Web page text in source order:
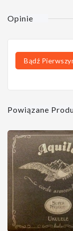
Opinie
Bądź
Powiązane